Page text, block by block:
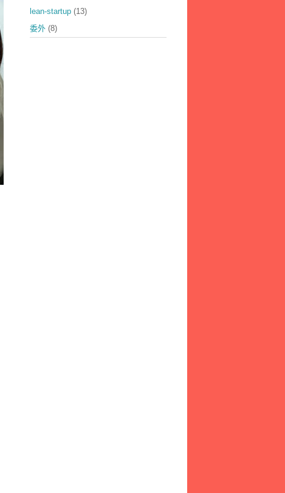
lean-startup (13)
委外 (8)